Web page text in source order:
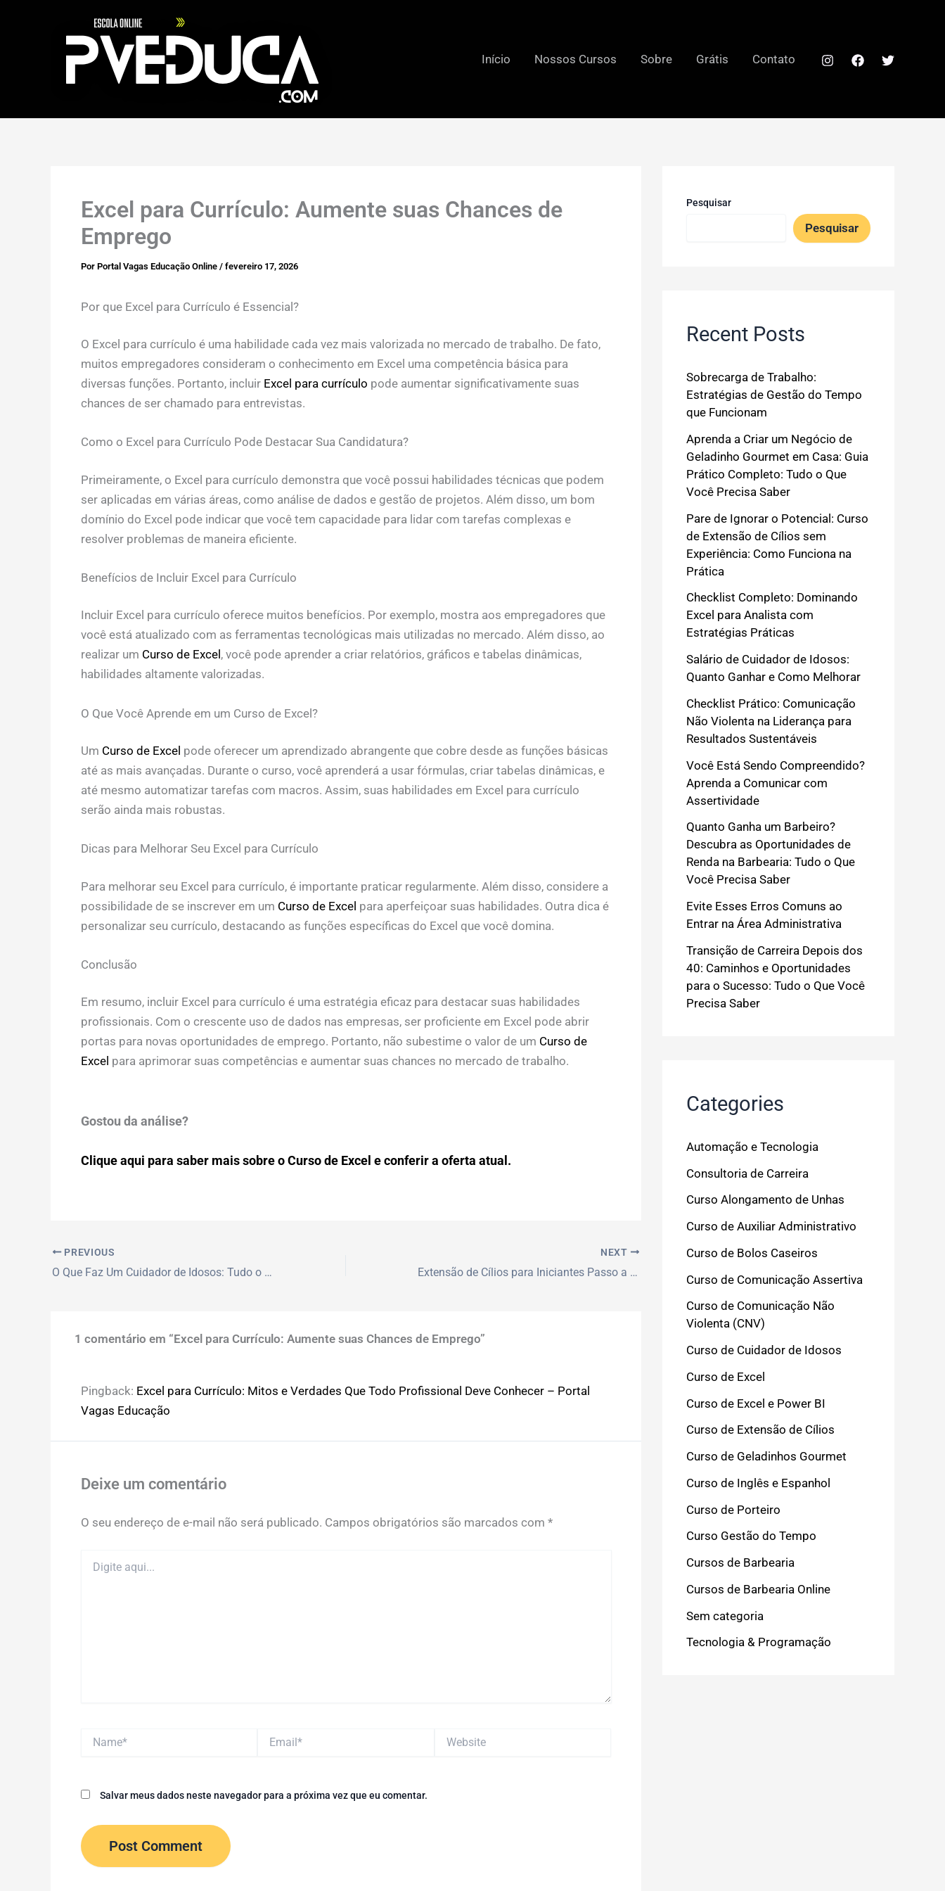
Início Nossos Cursos Sobre Grátis Contato
Excel para Currículo: Aumente suas Chances de
Emprego
Por Portal Vagas Educação Online / fevereiro 17, 2026
Por que Excel para Currículo é Essencial?
O Excel para currículo é uma habilidade cada vez mais valorizada no mercado de trabalho. De fato,
muitos empregadores consideram o conhecimento em Excel uma competência básica para
diversas funções. Portanto, incluir Excel para currículo pode aumentar significativamente suas
chances de ser chamado para entrevistas.
Como o Excel para Currículo Pode Destacar Sua Candidatura?
Primeiramente, o Excel para currículo demonstra que você possui habilidades técnicas que podem
ser aplicadas em várias áreas, como análise de dados e gestão de projetos. Além disso, um bom
domínio do Excel pode indicar que você tem capacidade para lidar com tarefas complexas e
resolver problemas de maneira eficiente.
Benefícios de Incluir Excel para Currículo
Incluir Excel para currículo oferece muitos benefícios. Por exemplo, mostra aos empregadores que
você está atualizado com as ferramentas tecnológicas mais utilizadas no mercado. Além disso, ao
realizar um Curso de Excel , você pode aprender a criar relatórios, gráficos e tabelas dinâmicas,
habilidades altamente valorizadas.
O Que Você Aprende em um Curso de Excel?
Um Curso de Excel pode oferecer um aprendizado abrangente que cobre desde as funções básicas
até as mais avançadas. Durante o curso, você aprenderá a usar fórmulas, criar tabelas dinâmicas, e
até mesmo automatizar tarefas com macros. Assim, suas habilidades em Excel para currículo
serão ainda mais robustas.
Dicas para Melhorar Seu Excel para Currículo
Para melhorar seu Excel para currículo, é importante praticar regularmente. Além disso, considere a
possibilidade de se inscrever em um Curso de Excel para aperfeiçoar suas habilidades. Outra dica é
personalizar seu currículo, destacando as funções específicas do Excel que você domina.
Conclusão
Em resumo, incluir Excel para currículo é uma estratégia eficaz para destacar suas habilidades
profissionais. Com o crescente uso de dados nas empresas, ser proficiente em Excel pode abrir
portas para novas oportunidades de emprego. Portanto, não subestime o valor de um Curso de
Excel para aprimorar suas competências e aumentar suas chances no mercado de trabalho.
Gostou da análise?
Clique aqui para saber mais sobre o Curso de Excel e conferir a oferta atual.
PREVIOUS
O Que Faz Um Cuidador de Idosos: Tudo o Que Você Precisa Saber
NEXT
Extensão de Cílios para Iniciantes Passo a Passo: Guia Completo
1 comentário em “Excel para Currículo: Aumente suas Chances de Emprego”
Pingback: Excel para Currículo: Mitos e Verdades Que Todo Profissional Deve Conhecer – Portal
Vagas Educação
Deixe um comentário
O seu endereço de e-mail não será publicado. Campos obrigatórios são marcados com *
aqui...
Salvar meus dados neste navegador para a próxima vez que eu comentar.
Pesquisar
Pesquisar
Recent Posts
Sobrecarga de Trabalho:
Estratégias de Gestão do Tempo
que Funcionam
Aprenda a Criar um Negócio de
Geladinho Gourmet em Casa: Guia
Prático Completo: Tudo o Que
Você Precisa Saber
Pare de Ignorar o Potencial: Curso
de Extensão de Cílios sem
Experiência: Como Funciona na
Prática
Checklist Completo: Dominando
Excel para Analista com
Estratégias Práticas
Salário de Cuidador de Idosos:
Quanto Ganhar e Como Melhorar
Checklist Prático: Comunicação
Não Violenta na Liderança para
Resultados Sustentáveis
Você Está Sendo Compreendido?
Aprenda a Comunicar com
Assertividade
Quanto Ganha um Barbeiro?
Descubra as Oportunidades de
Renda na Barbearia: Tudo o Que
Você Precisa Saber
Evite Esses Erros Comuns ao
Entrar na Área Administrativa
Transição de Carreira Depois dos
40: Caminhos e Oportunidades
para o Sucesso: Tudo o Que Você
Precisa Saber
Categories
Automação e Tecnologia
Consultoria de Carreira
Curso Alongamento de Unhas
Curso de Auxiliar Administrativo
Curso de Bolos Caseiros
Curso de Comunicação Assertiva
Curso de Comunicação Não
Violenta (CNV)
Curso de Cuidador de Idosos
Curso de Excel
Curso de Excel e Power BI
Curso de Extensão de Cílios
Curso de Geladinhos Gourmet
Curso de Inglês e Espanhol
Curso de Porteiro
Curso Gestão do Tempo
Cursos de Barbearia
Cursos de Barbearia Online
Sem categoria
Tecnologia & Programação